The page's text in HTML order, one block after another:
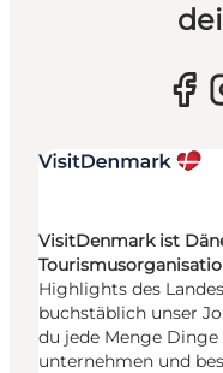
VisitDenmark ist
Highlights des
buchstäblich unser
du jede Menge
unternehmen und